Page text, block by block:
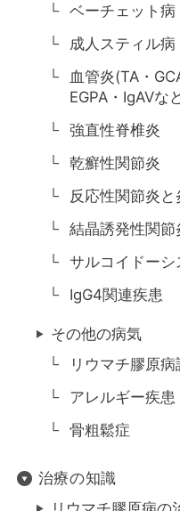
ベーチェット病
成人スティル病
血管炎(TA・
EGPA・IgAVな
強直性脊椎炎
乾癬性関節炎
反応性関節炎
結晶誘発性関
サルコイドーシ
IgG4関連疾患
その他の病気
リウマチ膠原
アレルギー疾患
骨粗鬆症
治療の知識